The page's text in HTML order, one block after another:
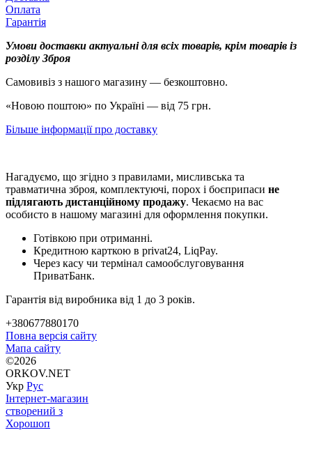
Оплата
Гарантія
Умови доставки актуальні для всіх товарів, крім товарів із
розділу Зброя
Самовивіз з нашого магазину — безкоштовно.
«Новою поштою» по Україні — від 75 грн.
Більше інформації про доставку
Нагадуємо, що згідно з правилами, мисливська та
травматична зброя, комплектуючі, порох і боєприпаси не
підлягають дистанційному продажу. Чекаємо на вас
особисто в нашому магазині для оформлення покупки.
Готівкою при отриманні.
Кредитною карткою в privat24, LiqPay.
Через касу чи термінал самообслуговування
ПриватБанк.
Гарантія від виробника від 1 до 3 років.
+380677880170
Повна версія сайту
Мапа сайту
©2026
ORKOV.NET
Укр Рус
Інтернет-магазин
створений з
Хорошоп